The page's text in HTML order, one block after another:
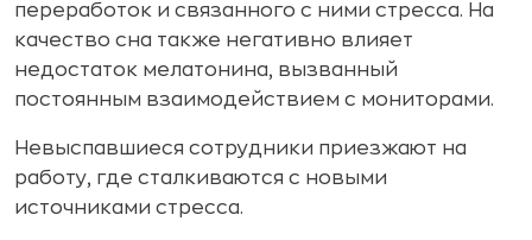
переработок и связанного с ними стресса. На
качество сна также негативно влияет
недостаток мелатонина, вызванный
постоянным взаимодействием с мониторами.
Невыспавшиеся сотрудники приезжают на
работу, где сталкиваются с новыми
источниками стресса.